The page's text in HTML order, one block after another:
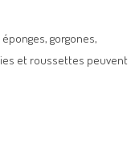
gorgones,
et roussettes peuvent